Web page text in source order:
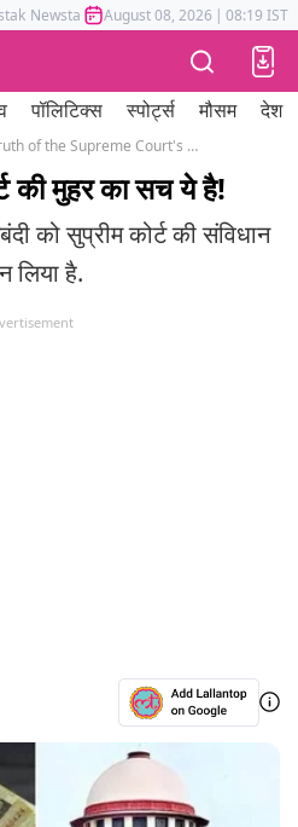
Newstak Mumbai Tak Astrotak
August 08, 2026 | 08:19 IST
पॉलिटिक्स स्पोर्ट्स मौसम देश
This is the truth of the Supreme Court's seal on demonetisation
की मुहर का सच ये है!
को सुप्रीम कोर्ट की संविधान
लिया है.